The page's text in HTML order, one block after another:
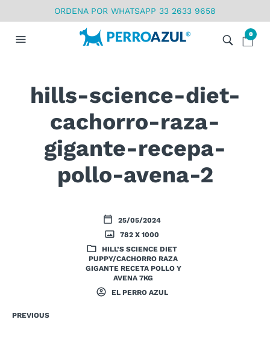
ORDENA POR WHATSAPP 33 2633 9658
0
hills-science-diet-
cachorro-raza-
gigante-recepa-
pollo-avena-2
25/05/2024
782 X 1000
HILL’S SCIENCE DIET
PUPPY/CACHORRO RAZA
GIGANTE RECETA POLLO Y
AVENA 7KG
EL PERRO AZUL
PREVIOUS